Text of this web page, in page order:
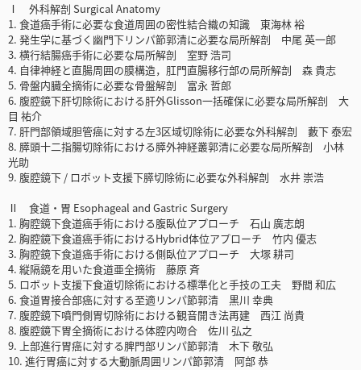
Ⅰ 外科解剖 Surgical Anatomy
1. 食道癌手術に必要な食道周囲の密性結合織の知識 東海林 裕
2. 発生学に基づく幽門下リンパ節郭清に必要な局所解剖 中尾 英一郎
3. 横行結腸癌手術に必要な局所解剖 室野 浩司
4. 自律神経と直腸周囲の膜構造，肛門直腸移行部の局所解剖 森 貴志
5. 骨盤内臓全摘術に必要な骨盤解剖 富永 哲郎
6. 腹腔鏡下肝切除術における肝外Glisson一括確保に必要な局所解剖 大
目 祐介
7. 肝門部領域胆管癌に対する左3区域切除術に必要な外科解剖 藪下 泰宏
8. 膵頭十二指腸切除術における膵外神経叢郭清に必要な局所解剖 小林
光助
9. 腹腔鏡下 / ロボット支援下膵切除術に必要な外科解剖 水井 崇浩
Ⅱ 食道・胃 Esophageal and Gastric Surgery
1. 胸腔鏡下食道癌手術における腹臥位アプローチ 石山 廣志朗
2. 胸腔鏡下食道癌手術におけるHybrid体位アプローチ 竹内 優志
3. 胸腔鏡下食道癌手術における側臥位アプローチ 大塚 耕司
4. 縦隔鏡を用いた食道亜全摘術 藤原 斉
5. ロボット支援下食道切除術における標準化と手技の工夫 野間 和広
6. 食道胃接合部癌に対する至適リンパ節郭清 黒川 幸典
7. 腹腔鏡下噴門側胃切除術における観音開き法再建 西江 尚貴
8. 腹腔鏡下胃全摘術における体腔内吻合 佐川 弘之
9. 上部進行胃癌に対する脾門部リンパ節郭清 木下 敬弘
10. 進行胃癌に対する大動脈周囲リンパ節郭清 阿部 恭